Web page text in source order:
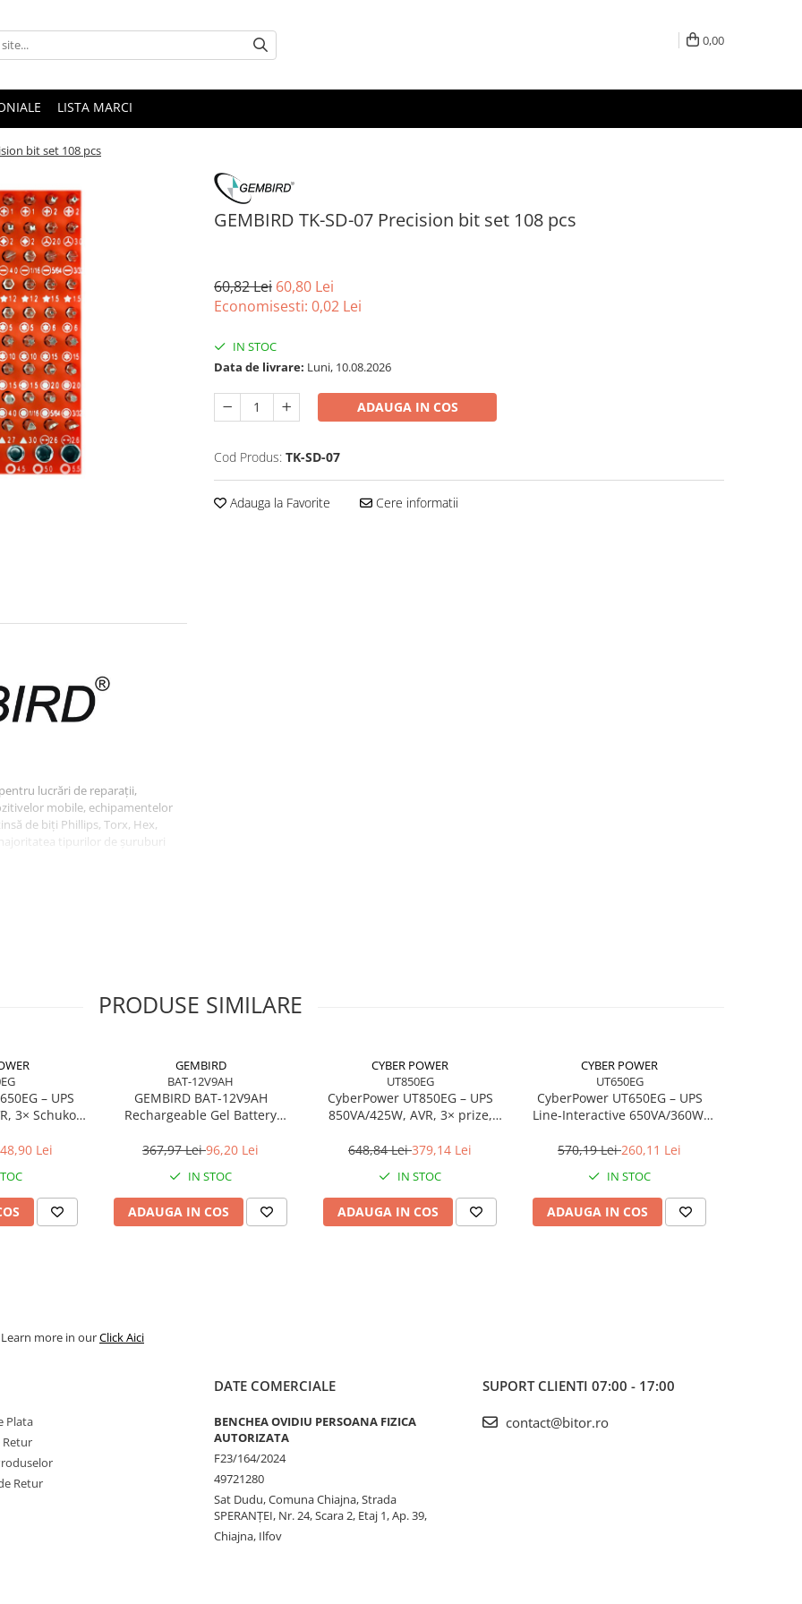
0,00
LISTA MARCI
bit set 108 pcs
GEMBIRD TK-SD-07 Precision bit set 108 pcs
60,82 Lei 60,80 Lei
Economisesti: 0,02 Lei
IN STOC
Data de livrare: Luni, 10.08.2026
ADAUGA IN COS
Cod Produs: TK-SD-07
Adauga la Favorite Cere informatii
lucrări de reparații,
mobile, echipamentelor
de biți Phillips, Torx, Hex,
tipurilor de șuruburi
bară de extensie, ax
și un opener triunghiular,
atentă și selecția variată
PRODUSE SIMILARE
– UPS
3× Schuko,
Lei
GEMBIRD
BAT-12V9AH
GEMBIRD BAT-12V9AH
Rechargeable Gel Battery
367,97 Lei96,20 Lei
IN STOC
ADAUGA IN COS
CYBER POWER
UT850EG
CyberPower UT850EG – UPS
850VA/425W, AVR, 3× prize,
648,84 Lei379,14 Lei
IN STOC
ADAUGA IN COS
CYBER POWER
UT650EG
CyberPower UT650EG – UPS
Line‑Interactive 650VA/360W,
570,19 Lei260,11 Lei
IN STOC
ADAUGA IN COS
more in ourClick Aici
Plata
Retur
Retur
DATE COMERCIALE
BENCHEA OVIDIU PERSOANA FIZICA
AUTORIZATA
F23/164/2024
49721280
Sat Dudu, Comuna Chiajna, Strada
SPERANŢEI, Nr. 24, Scara 2, Etaj 1, Ap. 39,
Chiajna, Ilfov
SUPORT CLIENTI 07:00 - 17:00
contact@bitor.ro